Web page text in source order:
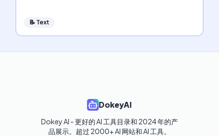
📝 Text
DokeyAI
Dokey AI - 更好的 AI 工具目录和 2024 年的产
品展示。超过 2000+ AI 网站和 AI 工具。